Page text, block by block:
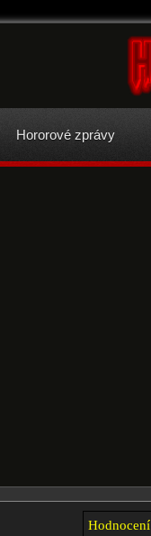
Hororové zprávy
Hodnocení